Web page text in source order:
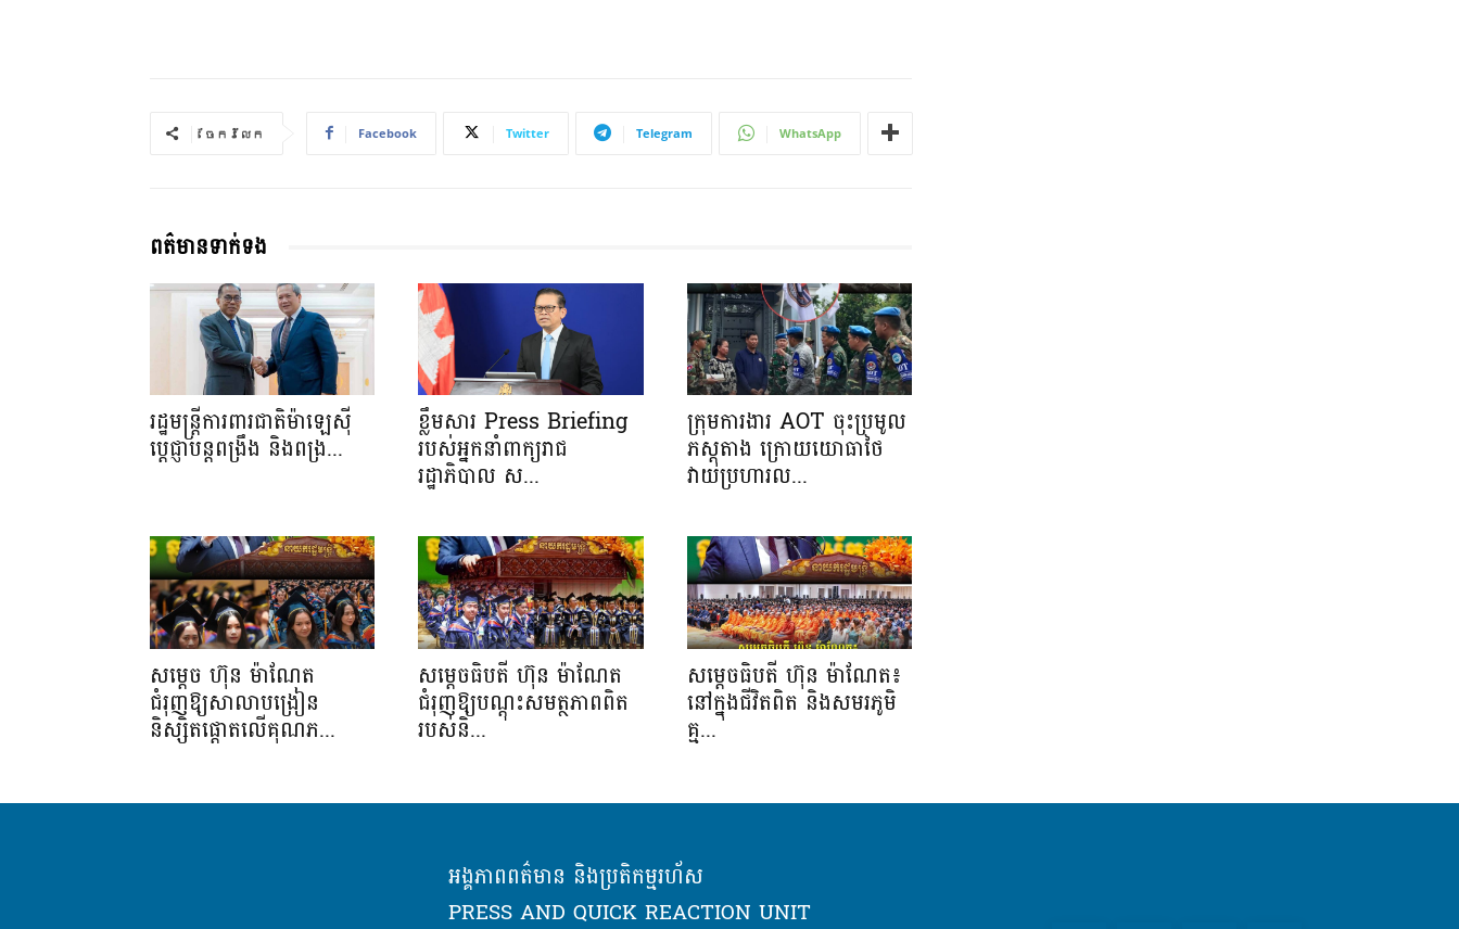
ចែករំលែក Facebook Twitter Telegram WhatsApp
ពត៌មានទាក់ទង
រដ្ឋមន្ត្រីការពារជាតិម៉ាឡេស៊ី
ប្ដេជ្ញាបន្តពង្រឹង និងពង្រ...
ខ្លឹមសារ Press Briefing
របស់អ្នកនាំពាក្យរាជ
រដ្ឋាភិបាល ស...
ក្រុមការងារ AOT ចុះប្រមូល
ភស្តុតាង ក្រោយយោធាថៃ
វាយប្រហារល...
សម្តេច ហ៊ុន ម៉ាណែត
ជំរុញឱ្យសាលាបង្រៀន
និស្សិតផ្តោតលើគុណភ...
សម្តេចធិបតី ហ៊ុន ម៉ាណែត
ជំរុញឱ្យបណ្តុះសមត្ថភាពពិត
របស់និ...
សម្តេចធិបតី ហ៊ុន ម៉ាណែត៖
នៅក្នុងជីវិតពិត និងសមរភូមិ
គ្ម...
អង្គភាពពត៌មាន និងប្រតិកម្មរហ័ស
PRESS AND QUICK REACTION UNIT